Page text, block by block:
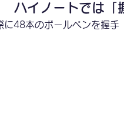
ハイノートでは「
に48本のボールペンを握